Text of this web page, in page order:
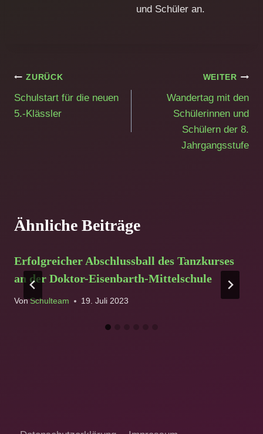
und Schüler an.
Beitragsnavigation
ZURÜCK
Schulstart für die neuen
5.-Klässler
WEITER
Wandertag mit den
Schülerinnen und
Schülern der 8.
Jahrgangsstufe
Ähnliche Beiträge
Erfolgreicher Abschlussball des Tanzkurses
an der Doktor-Eisenbarth-Mittelschule
Von Schulteam 19. Juli 2023